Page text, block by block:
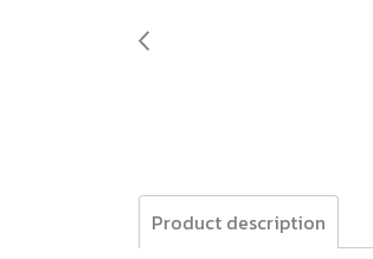
Product description